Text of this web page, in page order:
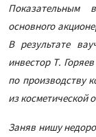
Показательным
основного
В результате
инвестор Т.
по производству
из косметической
Заняв нишу